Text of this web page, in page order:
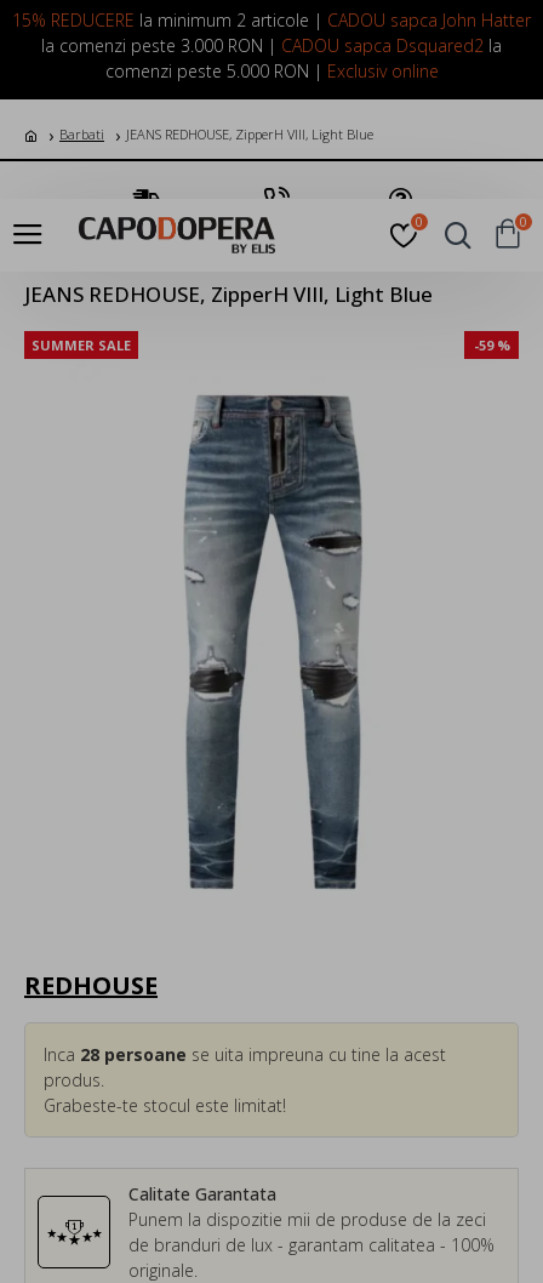
15% REDUCERE la minimum 2 articole | CADOU sapca John Hatter
la comenzi peste 3.000 RON | CADOU sapca Dsquared2 la
comenzi peste 5.000 RON | Exclusiv online
LOGIN INREGISTRARE
0 0
Barbati JEANS REDHOUSE, ZipperH VIII, Light Blue
Transport Gratuit Suna Acum Pune o Intrebare
JEANS REDHOUSE, ZipperH VIII, Light Blue
SUMMER SALE -59 %
REDHOUSE
Calitate Garantata
Punem la dispozitie mii de produse de la zeci
de branduri de lux - garantam calitatea - 100%
originale.
Inca 28 persoane se uita impreuna cu tine la acest
produs.
Grabeste-te stocul este limitat!